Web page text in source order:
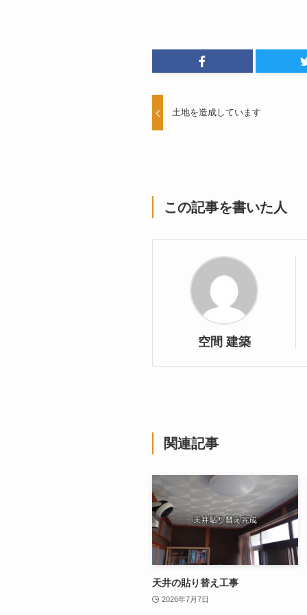
土地を造成しています
この記事を書いた人
空間 建築
関連記事
天井の貼り替え工事
2026年7月7日